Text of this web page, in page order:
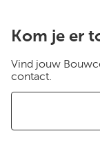
Kom je er
Vind jouw
contact.